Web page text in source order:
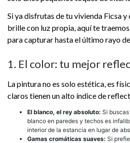
Si ya disfrutas de tu vivienda Ficsa
brille con luz propia, aquí te
para capturar hasta el último rayo de
1. El color: tu mejor
La pintura no es solo estética, es
claros tienen un alto índice de
El blanco, el rey absoluto: Si
blanco en paredes y techos es
interior de la estancia en lugar de
Gamas cromáticas suaves: Si